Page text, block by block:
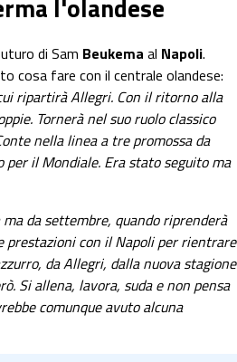
l'olandese
di Sam Beukema al Napoli.
cosa fare con il centrale olandese:
ripartirà Allegri. Con il ritorno alla
Tornerà nel suo ruolo classico
nella linea a tre promossa da
per il Mondiale. Era stato seguito ma
da settembre, quando riprenderà
prestazioni con il Napoli per rientrare
da Allegri, dalla nuova stagione
Si allena, lavora, suda e non pensa
comunque avuto alcuna